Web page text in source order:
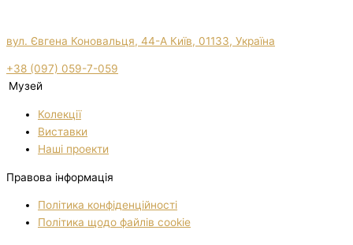
вул. Євгена Коновальця, 44-А Київ, 01133, Україна
+38 (097) 059-7-059
Музей
Колекції
Виставки
Нашi проекти
Правова інформація
Політика конфіденційності
Політика щодо файлів cookie